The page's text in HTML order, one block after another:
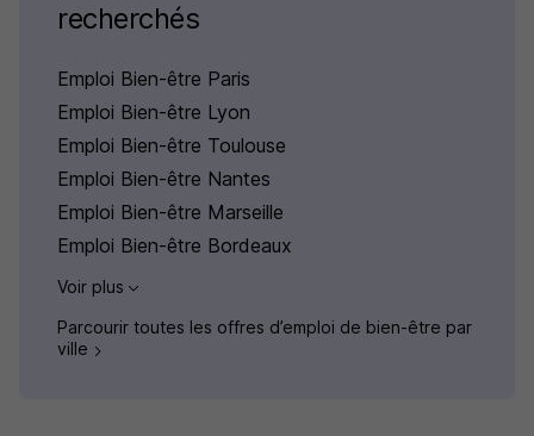
recherchés
Emploi Bien-être Paris
Emploi Bien-être Lyon
Emploi Bien-être Toulouse
Emploi Bien-être Nantes
Emploi Bien-être Marseille
Emploi Bien-être Bordeaux
Voir plus
Parcourir toutes les offres d’emploi de bien-être par
ville